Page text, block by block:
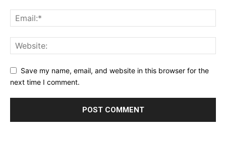
Save my name, email, and website in this browser for the
next time I comment.